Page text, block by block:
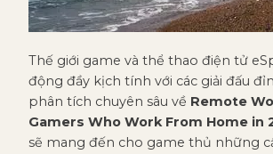
Thế giới game và thể thao điện tử
động đầy kịch tính với các giải đấu
phân tích chuyên sâu về Remote
Gamers Who Work From Home in
sẽ mang đến cho game thủ những